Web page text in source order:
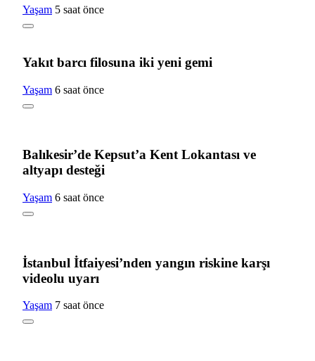
Yaşam 5 saat önce
Yakıt barcı filosuna iki yeni gemi
Yaşam 6 saat önce
Balıkesir’de Kepsut’a Kent Lokantası ve
altyapı desteği
Yaşam 6 saat önce
İstanbul İtfaiyesi’nden yangın riskine karşı
videolu uyarı
Yaşam 7 saat önce